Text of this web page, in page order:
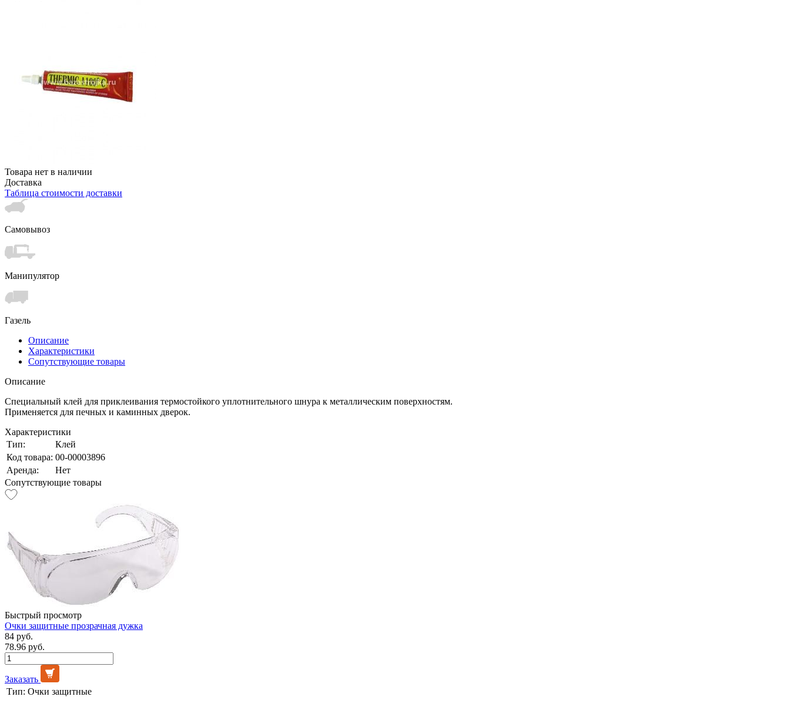
Товара нет в наличии
Доставка
Таблица стоимости доставки
Самовывоз
Манипулятор
Газель
Описание
Характеристики
Сопутствующие товары
Описание
Специальный клей для приклеивания термостойкого уплотнительного шнура к металлическим поверхностям.
Применяется для печных и каминных дверок.
Характеристики
Тип:
Клей
Код товара: 00-00003896
Аренда:
Нет
Сопутствующие товары
Быстрый просмотр
Очки защитные прозрачная дужка
84 руб.
78.96 руб.
Заказать
Тип: Очки защитные